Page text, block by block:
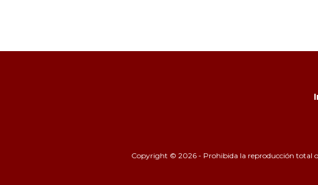
Copyright © 2026 - Prohibida la reproducción total